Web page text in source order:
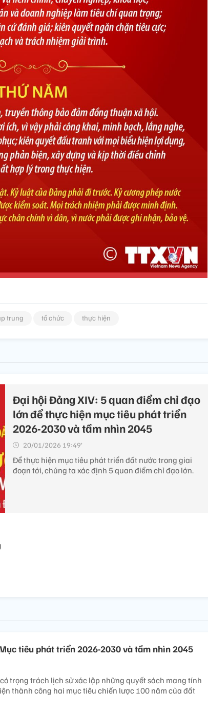
trung tổ chức thực hiện
Đại hội Đảng XIV: 5 quan điểm chỉ đạo
lớn để thực hiện mục tiêu phát triển
2026-2030 và tầm nhìn 2045
20/01/2026 19:49’
Để thực hiện mục tiêu phát triển đất nước trong giai
đoạn tới, chúng ta xác định 5 quan điểm chỉ đạo lớn.
tiêu phát triển 2026-2030 và tầm nhìn 2045
trọng trách lịch sử xác lập những quyết sách mang tính
thành công hai mục tiêu chiến lược 100 năm của đất